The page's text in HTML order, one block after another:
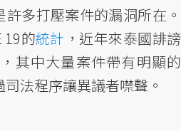
多打壓案件的漏洞所在。
19的統計 ，近年來泰國誹謗
其中大量案件帶有明顯的
法程序讓異議者噤聲。